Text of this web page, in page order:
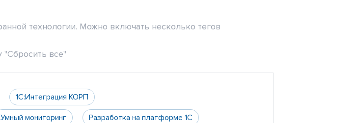
технологии. Можно включать несколько тегов
"Сбросить все"
1С:Интеграция КОРП
Умный мониторинг Разработка на платформе 1С